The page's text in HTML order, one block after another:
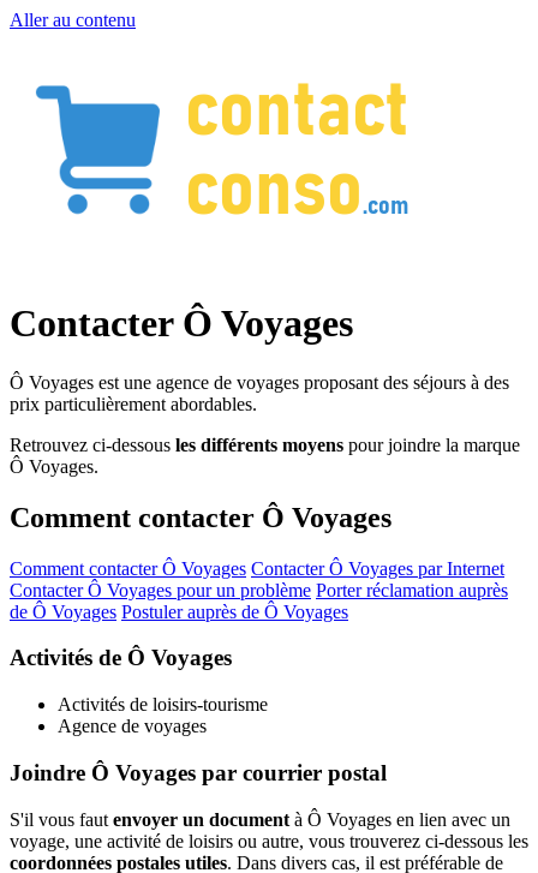
Aller au contenu
Contacter Ô Voyages
Ô Voyages est une agence de voyages proposant des séjours à des
prix particulièrement abordables.
Retrouvez ci-dessous les différents moyens pour joindre la marque
Ô Voyages.
Comment contacter Ô Voyages
Comment contacter Ô Voyages Contacter Ô Voyages par Internet
Contacter Ô Voyages pour un problème Porter réclamation auprès
de Ô Voyages Postuler auprès de Ô Voyages
Activités de Ô Voyages
Activités de loisirs-tourisme
Agence de voyages
Joindre Ô Voyages par courrier postal
S'il vous faut envoyer un document à Ô Voyages en lien avec un
voyage, une activité de loisirs ou autre, vous trouverez ci-dessous les
coordonnées postales utiles. Dans divers cas, il est préférable de